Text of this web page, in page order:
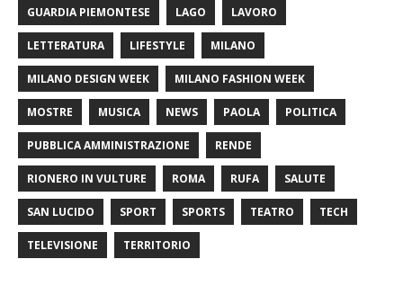
GUARDIA PIEMONTESE LAGO LAVORO
LETTERATURA LIFESTYLE MILANO
MILANO DESIGN WEEK MILANO FASHION WEEK
MOSTRE MUSICA NEWS PAOLA POLITICA
PUBBLICA AMMINISTRAZIONE RENDE
RIONERO IN VULTURE ROMA RUFA SALUTE
SAN LUCIDO SPORT SPORTS TEATRO TECH
TELEVISIONE TERRITORIO